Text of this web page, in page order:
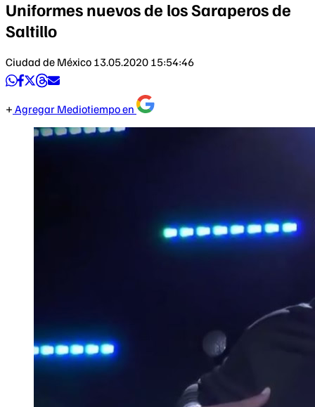
Uniformes nuevos de los Saraperos de
Saltillo
Ciudad de México 13.05.2020 15:54:46
Agregar Mediotiempo en